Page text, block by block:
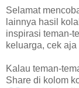
Selamat
lainnya hasil
inspirasi teman-
keluarga, cek
Kalau teman-
Share di kolom